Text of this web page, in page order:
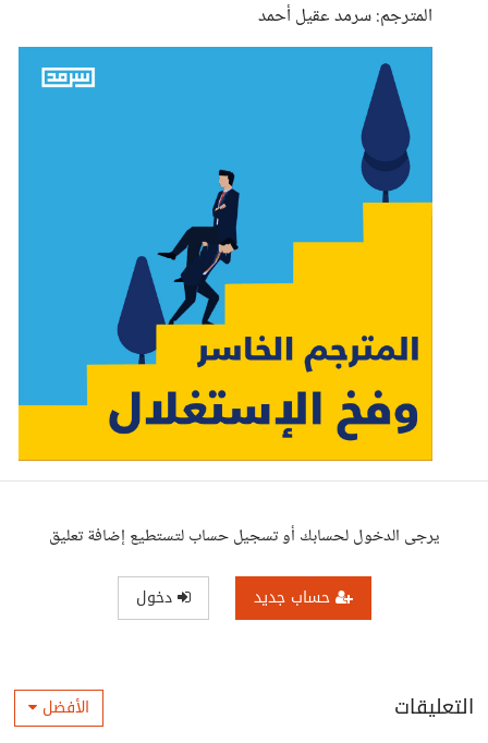
المترجم: سرمد عقيل أحمد
يرجى الدخول لحسابك أو تسجيل حساب لتستطيع إضافة تعليق
حساب جديد دخول
التعليقات الأفضل